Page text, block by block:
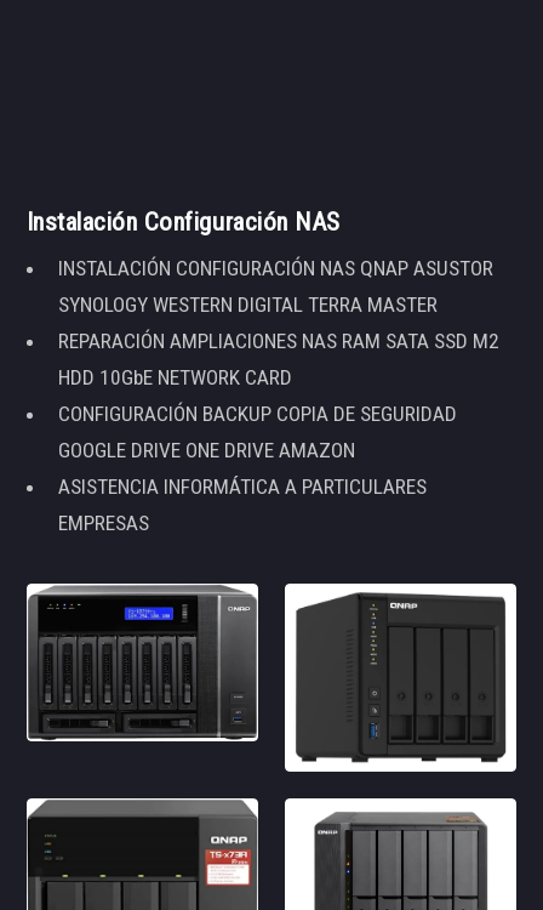
Instalación Configuración NAS
INSTALACIÓN CONFIGURACIÓN NAS QNAP ASUSTOR
SYNOLOGY WESTERN DIGITAL TERRA MASTER
REPARACIÓN AMPLIACIONES NAS RAM SATA SSD M2
HDD 10GbE NETWORK CARD
CONFIGURACIÓN BACKUP COPIA DE SEGURIDAD
GOOGLE DRIVE ONE DRIVE AMAZON
ASISTENCIA INFORMÁTICA A PARTICULARES
EMPRESAS